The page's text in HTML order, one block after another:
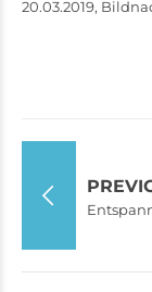
20.03.2019,